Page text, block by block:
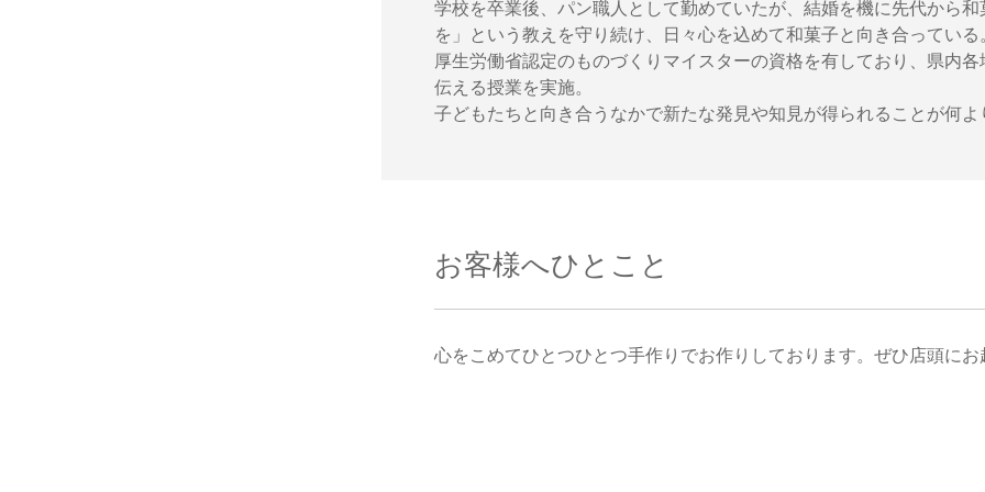
学校を卒業後、パン職人として勤めていたが、結婚を機に先代から
を」という教えを守り続け、日々心を込めて和菓子と向き合っている
厚生労働省認定のものづくりマイスターの資格を有しており、県内
伝える授業を実施。
子どもたちと向き合うなかで新たな発見や知見が得られることが何よ
お客様へひとこと
心をこめてひとつひとつ手作りでお作りしております。ぜひ店頭にお